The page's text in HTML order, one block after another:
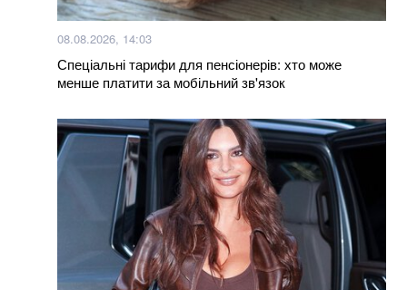
Українка придбала куртку у польському секонд-
хенді і знайшла в кишені неймовірного листа
08.08.2026, 14:03
Спеціальні тарифи для пенсіонерів: хто може
менше платити за мобільний зв'язок